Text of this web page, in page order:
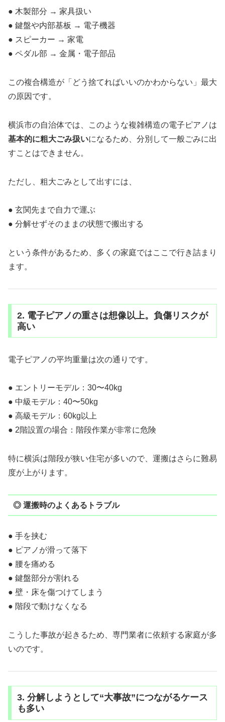
● 木製部分 → 家具扱い
● 鍵盤や内部基板 → 電子機器
● スピーカー → 家電
● ペダル部 → 金属・電子部品
この複合構造が「どう捨てればいいのかわからない」最大
の原因です。
横浜市の自治体では、このような複雑構造の電子ピアノは
基本的に粗大ごみ扱いになるため、分別して一般ごみに出
すことはできません。
ただし、粗大ごみとして出すには、
● 玄関先まで自力で運ぶ
● 分解せずそのままの状態で搬出する
という条件があるため、多くの家庭ではここで行き詰まり
ます。
2. 電子ピアノの重さは想像以上。負傷リスクが
高い
電子ピアノの平均重量は次の通りです。
● エントリーモデル：30〜40kg
● 中級モデル：40〜50kg
● 高級モデル：60kg以上
● 2階設置の場合：階段作業が非常に危険
特に横浜は階段が狭い住宅が多いので、運搬はさらに難易
度が上がります。
◎ 運搬時のよくあるトラブル
● 手を挟む
● ピアノが滑って落下
● 腰を痛める
● 鍵盤部分が割れる
● 壁・床を傷つけてしまう
● 階段で動けなくなる
こうした事故が起きるため、専門業者に依頼する家庭が多
いのです。
3. 分解しようとして“大事故”につながるケース
も多い